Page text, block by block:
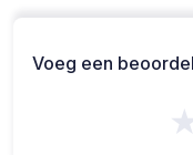
Voeg een